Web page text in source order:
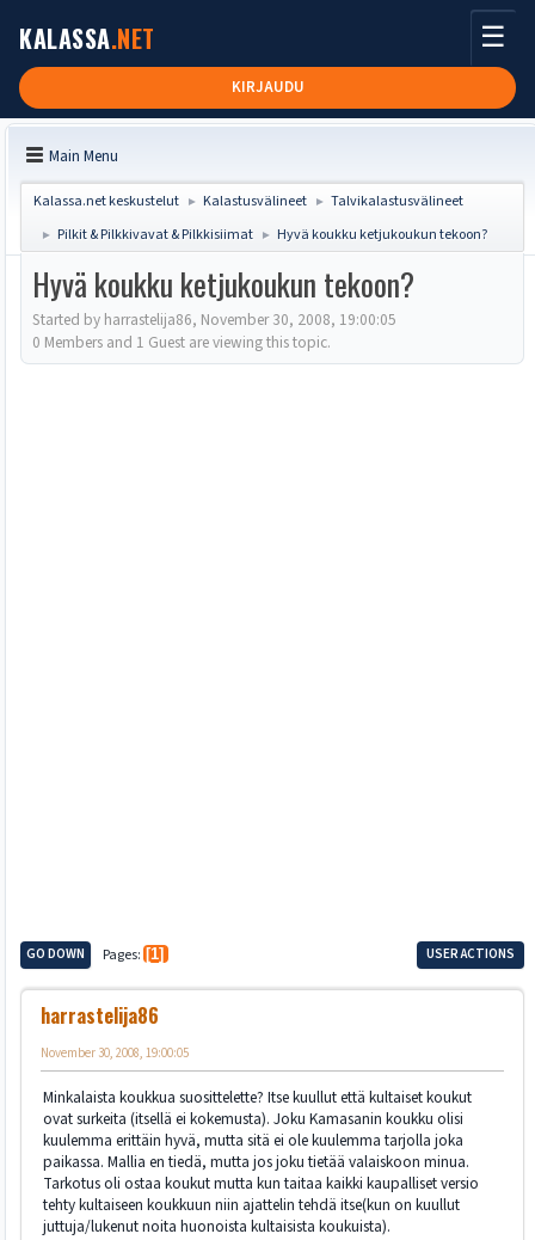
KALASSA.NET
KIRJAUDU
☰
Main Menu
Kalassa.net keskustelut ► Kalastusvälineet ► Talvikalastusvälineet
► Pilkit & Pilkkivavat & Pilkkisiimat ► Hyvä koukku ketjukoukun tekoon?
Hyvä koukku ketjukoukun tekoon?
Started by harrastelija86, November 30, 2008, 19:00:05
0 Members and 1 Guest are viewing this topic.
GO DOWN Pages 1 USER ACTIONS
harrastelija86
November 30, 2008, 19:00:05
Minkalaista koukkua suosittelette? Itse kuullut että kultaiset koukut
ovat surkeita (itsellä ei kokemusta). Joku Kamasanin koukku olisi
kuulemma erittäin hyvä, mutta sitä ei ole kuulemma tarjolla joka
paikassa. Mallia en tiedä, mutta jos joku tietää valaiskoon minua.
Tarkotus oli ostaa koukut mutta kun taitaa kaikki kaupalliset versio
tehty kultaiseen koukkuun niin ajattelin tehdä itse(kun on kuullut
juttuja/lukenut noita huonoista kultaisista koukuista).